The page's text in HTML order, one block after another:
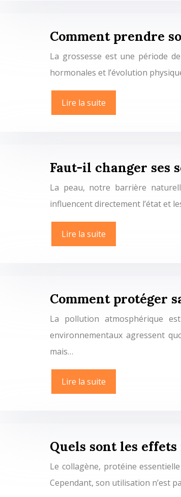
Comment prendre
La grossesse est une période
hormonales et l’évolution
Lire la suite
Faut-il changer ses
La peau, notre barrière
influencent directement l’état et
Lire la suite
Comment protéger
La pollution atmosphérique
environnementaux agressent
mais…
Lire la suite
Quels sont les
Le collagène, protéine
Cependant, son utilisation n’est